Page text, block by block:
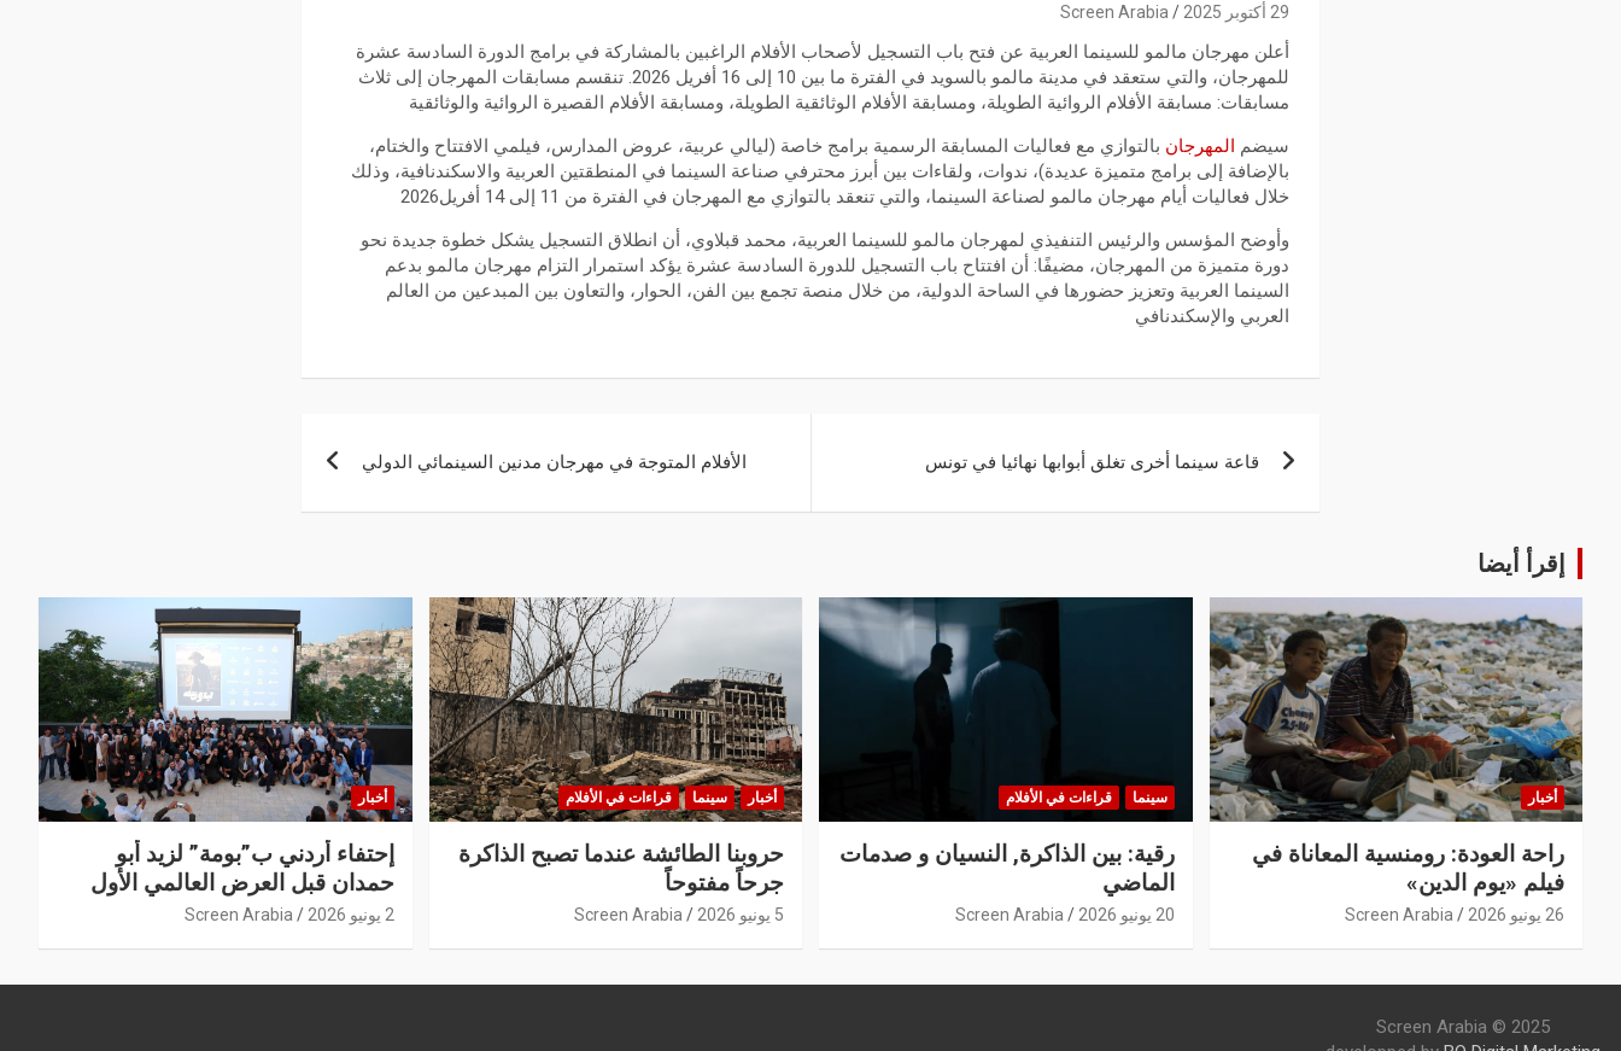
29 أكتوبر 2025 Screen Arabia
أعلن مهرجان مالمو للسينما العربية عن فتح باب التسجيل لأصحاب الأفلام الراغبين بالمشاركة في برامج الدورة السادسة عشرة
للمهرجان، والتي ستعقد في مدينة مالمو بالسويد في الفترة ما بين 10 إلى 16 أفريل 2026. تنقسم مسابقات المهرجان إلى ثلاث
مسابقات: مسابقة الأفلام الروائية الطويلة، ومسابقة الأفلام الوثائقية الطويلة، ومسابقة الأفلام القصيرة الروائية والوثائقية
سيضم المهرجان بالتوازي مع فعاليات المسابقة الرسمية برامج خاصة (ليالي عربية، عروض المدارس، فيلمي الافتتاح والختام،
بالإضافة إلى برامج متميزة عديدة)، ندوات، ولقاءات بين أبرز محترفي صناعة السينما في المنطقتين العربية والاسكندنافية، وذلك
خلال فعاليات أيام مهرجان مالمو لصناعة السينما، والتي تنعقد بالتوازي مع المهرجان في الفترة من 11 إلى 14 أفريل2026
وأوضح المؤسس والرئيس التنفيذي لمهرجان مالمو للسينما العربية، محمد قبلاوي، أن انطلاق التسجيل يشكل خطوة جديدة نحو
دورة متميزة من المهرجان، مضيفًا: أن افتتاح باب التسجيل للدورة السادسة عشرة يؤكد استمرار التزام مهرجان مالمو بدعم
السينما العربية وتعزيز حضورها في الساحة الدولية، من خلال منصة تجمع بين الفن، الحوار، والتعاون بين المبدعين من العالم
العربي والإسكندنافي
قاعة سينما أخرى تغلق أبوابها نهائيا في تونس الأفلام المتوجة في مهرجان مدنين السينمائي الدولي
إقرأ أيضا
أخبار
راحة العودة: رومنسية المعاناة في
فيلم «يوم الدين»
26 يونيو 2026 Screen Arabia
سينما قراءات في الأفلام
رقية: بين الذاكرة, النسيان و صدمات
الماضي
20 يونيو 2026 Screen Arabia
أخبار سينما قراءات في الأفلام
حروبنا الطائشة عندما تصبح الذاكرة
جرحاً مفتوحاً
5 يونيو 2026 Screen Arabia
أخبار
إحتفاء أردني ب”بومة” لزيد أبو
حمدان قبل العرض العالمي الأول
2 يونيو 2026 Screen Arabia
Screen Arabia © 2025